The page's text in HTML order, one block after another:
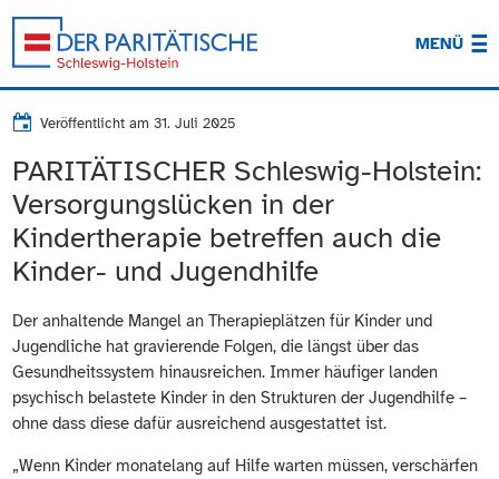
MENÜ
Veröffentlicht am31. Juli 2025
PARITÄTISCHER Schleswig-Holstein:
Versorgungslücken in der
Kindertherapie betreffen auch die
Kinder- und Jugendhilfe
Der anhaltende Mangel an Therapieplätzen für Kinder und
Jugendliche hat gravierende Folgen, die längst über das
Gesundheitssystem hinausreichen. Immer häufiger landen
psychisch belastete Kinder in den Strukturen der Jugendhilfe –
ohne dass diese dafür ausreichend ausgestattet ist.
„Wenn Kinder monatelang auf Hilfe warten müssen, verschärfen